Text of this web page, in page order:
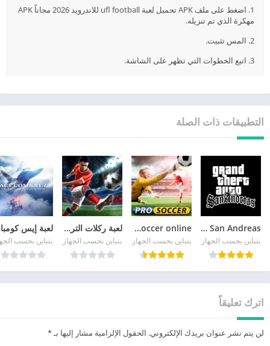
1. اضغط على ملف APK تحميل لعبة ufl football للاندرويد 2026 مجاناً APK
مهكرة الذي تم تنزيله.
2. المس تثبيت.
3. اتبع الخطوات التي تظهر على الشاشة.
التطبيقات ذات الصلة
GTA San Andreas
يتباين بحسب الجهاز
pro soccer online مهكرة
يتباين بحسب الجهاز
لعبة ركلات الترجيح
يتباين بحسب الجهاز يتباين بحسب
اترك تعليقاً
لن يتم نشر عنوان بريدك الإلكتروني. الحقول الإلزامية مشار إليها بـ*